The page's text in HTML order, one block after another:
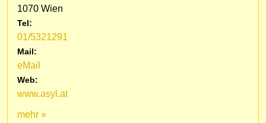
1070 Wien
Tel:
01/5321291
Mail:
eMail
Web:
www.asyl.at
mehr »